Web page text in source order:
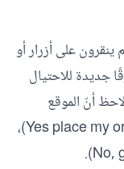
ينقرون على أزرار أو
جديدة للاحتيال
أنّ الموقع
يعرض خيارين، خيار في الأعلى للشراء (Yes place my order)،